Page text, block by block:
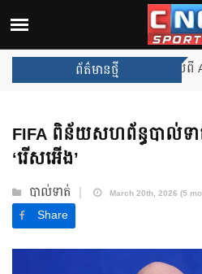
ព័ត៌មានថ្មី
ឈ្នះពានរង្វាន់បន្ថែមទៀត បន្ទាប់ពី
FIFA ពិន័យសហព័ន្ធបាល់ទ
‘រើសអើង’
បាល់ទាត់ March 20th, 2026 (5
Share